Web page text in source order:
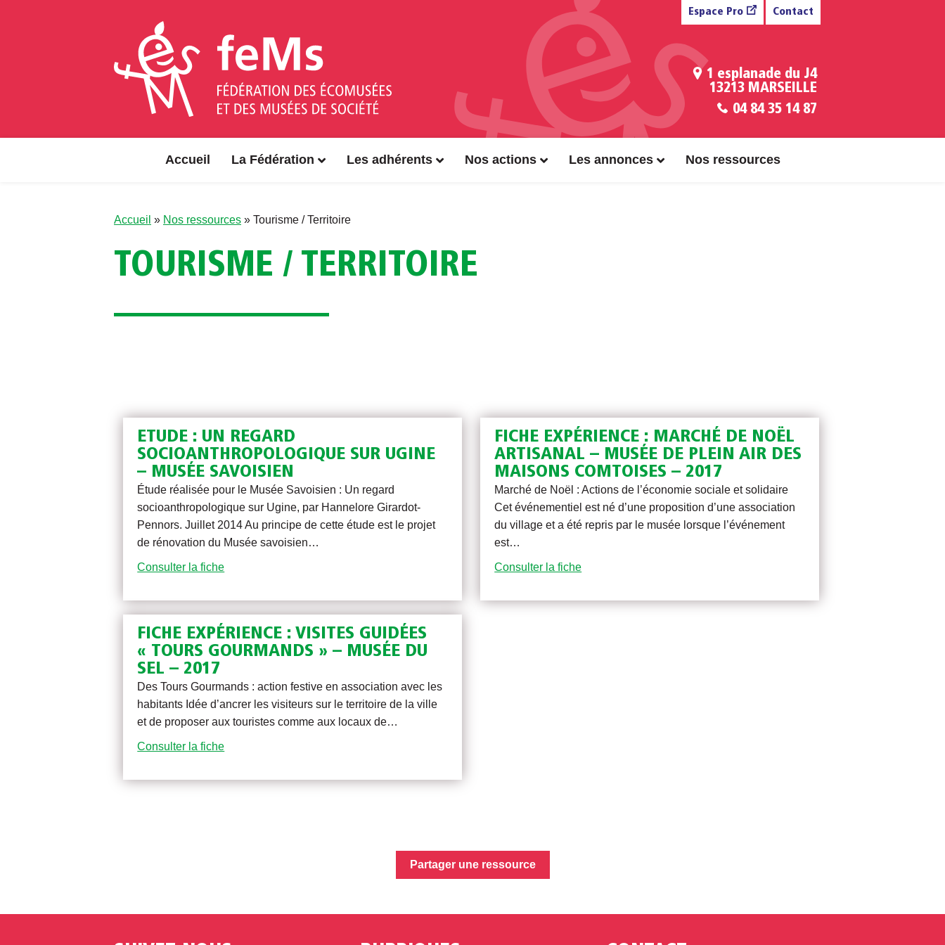
Espace Pro Contact
1 esplanade du J4
13213 MARSEILLE
04 84 35 14 87
Accueil La Fédération Les adhérents Nos actions Les annonces Nos ressources
Accueil » Nos ressources » Tourisme / Territoire
TOURISME / TERRITOIRE
ETUDE : UN REGARD
SOCIOANTHROPOLOGIQUE SUR UGINE
– MUSÉE SAVOISIEN
Étude réalisée pour le Musée Savoisien : Un regard
socioanthropologique sur Ugine, par Hannelore Girardot-
Pennors. Juillet 2014 Au principe de cette étude est le projet
de rénovation du Musée savoisien…
Consulter la fiche
FICHE EXPÉRIENCE : MARCHÉ DE NOËL
ARTISANAL – MUSÉE DE PLEIN AIR DES
MAISONS COMTOISES – 2017
Marché de Noël : Actions de l’économie sociale et solidaire
Cet événementiel est né d’une proposition d’une association
du village et a été repris par le musée lorsque l’événement
est…
Consulter la fiche
FICHE EXPÉRIENCE : VISITES GUIDÉES
« TOURS GOURMANDS » – MUSÉE DU
SEL – 2017
Des Tours Gourmands : action festive en association avec les
habitants Idée d’ancrer les visiteurs sur le territoire de la ville
et de proposer aux touristes comme aux locaux de…
Consulter la fiche
Partager une ressource